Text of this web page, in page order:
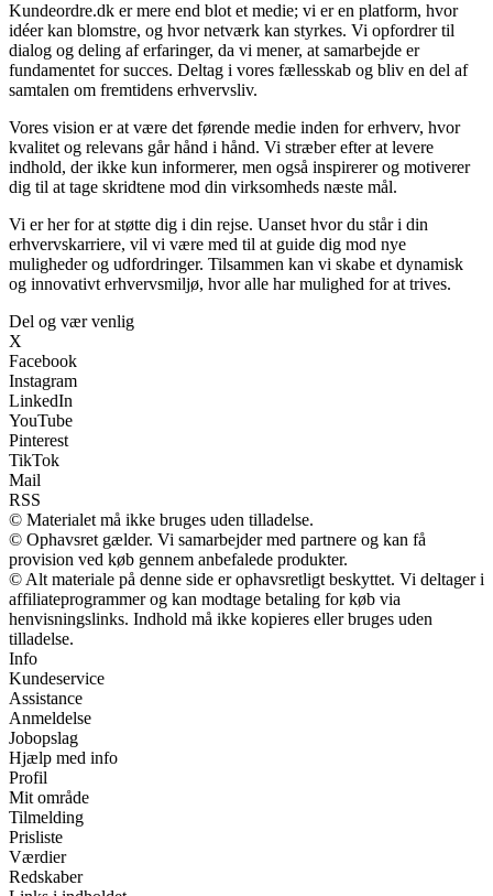
Kundeordre.dk er mere end blot et medie; vi er en platform, hvor
idéer kan blomstre, og hvor netværk kan styrkes. Vi opfordrer til
dialog og deling af erfaringer, da vi mener, at samarbejde er
fundamentet for succes. Deltag i vores fællesskab og bliv en del af
samtalen om fremtidens erhvervsliv.
Vores vision er at være det førende medie inden for erhverv, hvor
kvalitet og relevans går hånd i hånd. Vi stræber efter at levere
indhold, der ikke kun informerer, men også inspirerer og motiverer
dig til at tage skridtene mod din virksomheds næste mål.
Vi er her for at støtte dig i din rejse. Uanset hvor du står i din
erhvervskarriere, vil vi være med til at guide dig mod nye
muligheder og udfordringer. Tilsammen kan vi skabe et dynamisk
og innovativt erhvervsmiljø, hvor alle har mulighed for at trives.
Del og vær venlig
X
Facebook
Instagram
LinkedIn
YouTube
Pinterest
TikTok
Mail
RSS
© Materialet må ikke bruges uden tilladelse.
© Ophavsret gælder. Vi samarbejder med partnere og kan få
provision ved køb gennem anbefalede produkter.
© Alt materiale på denne side er ophavsretligt beskyttet. Vi deltager i
affiliateprogrammer og kan modtage betaling for køb via
henvisningslinks. Indhold må ikke kopieres eller bruges uden
tilladelse.
Info
Kundeservice
Assistance
Anmeldelse
Jobopslag
Hjælp med info
Profil
Mit område
Tilmelding
Prisliste
Værdier
Redskaber